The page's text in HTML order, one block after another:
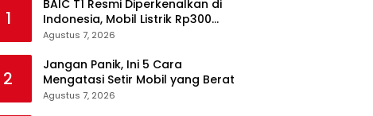
1
BAIC T1 Resmi Diperkenalkan di
Indonesia, Mobil Listrik Rp300
Jutaan Siap Ramaikan Pasar EV
Agustus 7, 2026
2
Jangan Panik, Ini 5 Cara
Mengatasi Setir Mobil yang Berat
Agustus 7, 2026